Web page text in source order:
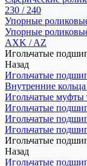
230 / 240
Упорные
Упорные
AXK / AZ
Игольчатые
Назад
Игольчатые
Внутренние
Игольчатые муфты
Игольчатые
Игольчатые
Игольчатые
Игольчатые
Назад
Игольчатые